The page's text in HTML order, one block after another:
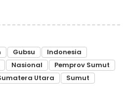
Gubsu
Indonesia
Nasional
Pemprov Sumut
Utara Sumut